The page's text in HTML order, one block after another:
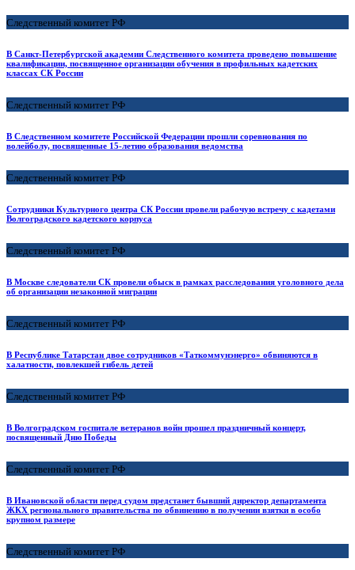
Следственный комитет РФ
В Санкт-Петербургской академии Следственного комитета проведено повышение
квалификации, посвященное организации обучения в профильных кадетских
классах СК России
Следственный комитет РФ
В Следственном комитете Российской Федерации прошли соревнования по
волейболу, посвященные 15-летию образования ведомства
Следственный комитет РФ
Сотрудники Культурного центра СК России провели рабочую встречу с кадетами
Волгоградского кадетского корпуса
Следственный комитет РФ
В Москве следователи СК провели обыск в рамках расследования уголовного дела
об организации незаконной миграции
Следственный комитет РФ
В Республике Татарстан двое сотрудников «Таткоммунэнерго» обвиняются в
халатности, повлекшей гибель детей
Следственный комитет РФ
В Волгоградском госпитале ветеранов войн прошел праздничный концерт,
посвященный Дню Победы
Следственный комитет РФ
В Ивановской области перед судом предстанет бывший директор департамента
ЖКХ регионального правительства по обвинению в получении взятки в особо
крупном размере
Следственный комитет РФ